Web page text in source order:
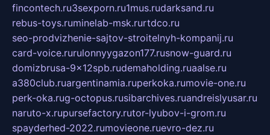
fincontech.ru3sexporn.ru1mus.rudarksand.ru
rebus-toys.ruminelab-msk.rurtdco.ru
seo-prodvizhenie-sajtov-stroitelnyh-kompanij.ru
card-voice.rurulonnyygazon177.rusnow-guard.ru
domizbrusa-9x12spb.rudemaholding.ruaalse.ru
a380club.ruargentinamia.ruperkoka.rumovie-one.ru
perk-oka.rug-octopus.rusibarchives.ruandreislyusar.ru
naruto-x.rupursefactory.rutor-lyubov-i-grom.ru
spayderhed-2022.rumovieone.ruevro-dez.ru